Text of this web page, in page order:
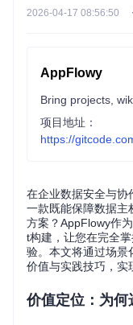
2026-04-17 08:56:50
AppFlowy
项目地址：
https://
在企业数据安全与协
一款既能保障数据主
方案？AppFlowy作
t构建，让您在完全
验。本文将通过场景
价值与实践技巧，实
价值定位：为